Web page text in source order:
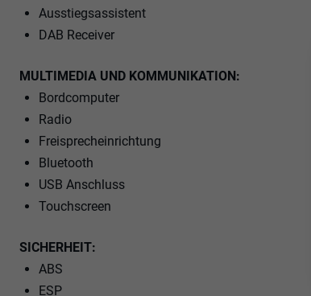
Ausstiegsassistent
DAB Receiver
MULTIMEDIA UND KOMMUNIKATION:
Bordcomputer
Radio
Freisprecheinrichtung
Bluetooth
USB Anschluss
Touchscreen
SICHERHEIT:
ABS
ESP